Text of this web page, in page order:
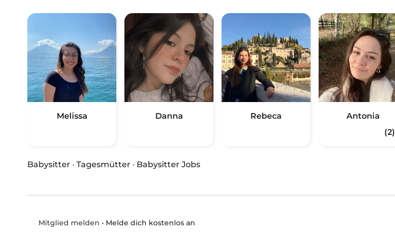
Melissa Danna Rebeca
Antonia
(2)
Babysitter · Tagesmütter · Babysitter Jobs
Mitglied melden • Melde dich kostenlos an